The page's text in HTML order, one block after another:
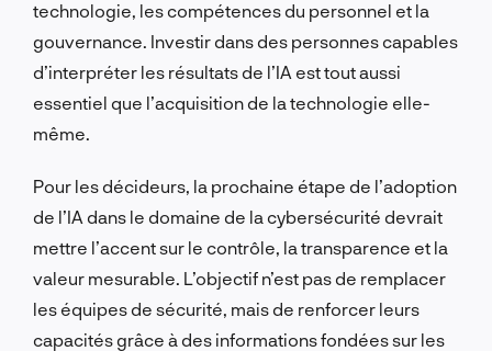
technologie, les compétences du personnel et la
gouvernance. Investir dans des personnes capables
d’interpréter les résultats de l’IA est tout aussi
essentiel que l’acquisition de la technologie elle-
même.
Pour les décideurs, la prochaine étape de l’adoption
de l’IA dans le domaine de la cybersécurité devrait
mettre l’accent sur le contrôle, la transparence et la
valeur mesurable. L’objectif n’est pas de remplacer
les équipes de sécurité, mais de renforcer leurs
capacités grâce à des informations fondées sur les